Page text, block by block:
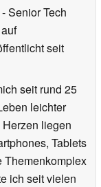
- Senior Tech
seit
seit rund 25
leichter
liegen
Tablets
Themenkomplex
ich seit vielen